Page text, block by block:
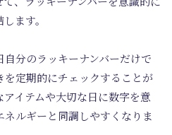
ます。
分のラッキーナンバーだけで
定期的にチェックすることが
イテムや大切な日に数字を意
ルギーと同調しやすくなりま